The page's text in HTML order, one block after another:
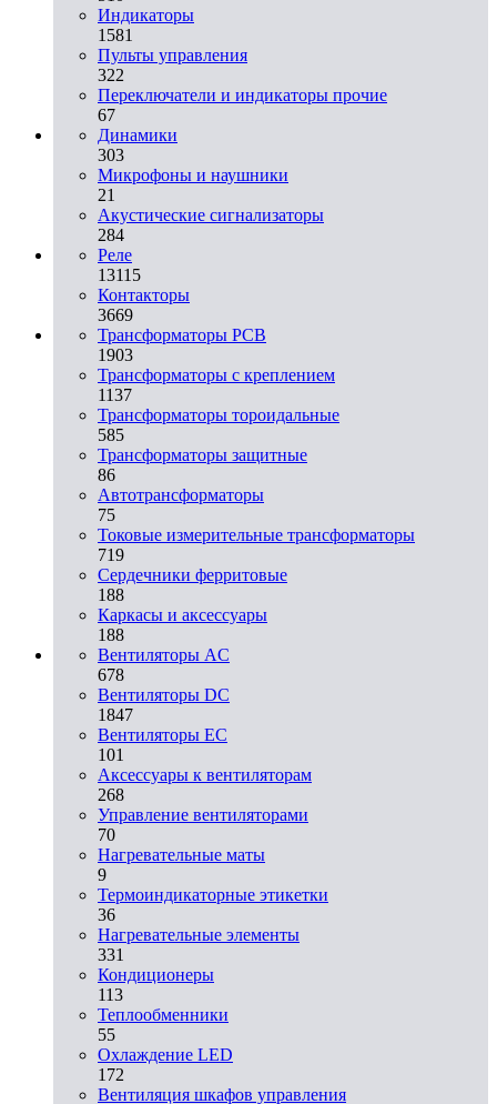
Индикаторы
1581
Пульты управления
322
Переключатели и индикаторы прочие
67
Динамики
303
Микрофоны и наушники
21
Акустические сигнализаторы
284
Реле
13115
Контакторы
3669
Трансформаторы PCB
1903
Трансформаторы с креплением
1137
Трансформаторы тороидальные
585
Трансформаторы защитные
86
Автотрансформаторы
75
Токовые измерительные трансформаторы
719
Сердечники ферритовые
188
Каркасы и аксессуары
188
Вентиляторы AC
678
Вентиляторы DC
1847
Вентиляторы EC
101
Аксессуары к вентиляторам
268
Управление вентиляторами
70
Нагревательные маты
9
Термоиндикаторные этикетки
36
Нагревательные элементы
331
Кондиционеры
113
Теплообменники
55
Охлаждение LED
172
Вентиляция шкафов управления